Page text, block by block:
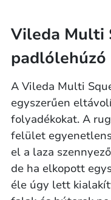
Vileda Multi
padlólehúzó
A Vileda Multi
egyszerűen
folyadékokat. A
felület
el a laza
de ha elkopott
éle úgy lett